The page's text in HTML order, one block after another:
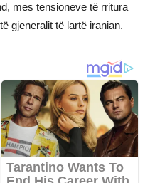
mes tensioneve të rritura
gjeneralit të lartë iranian.